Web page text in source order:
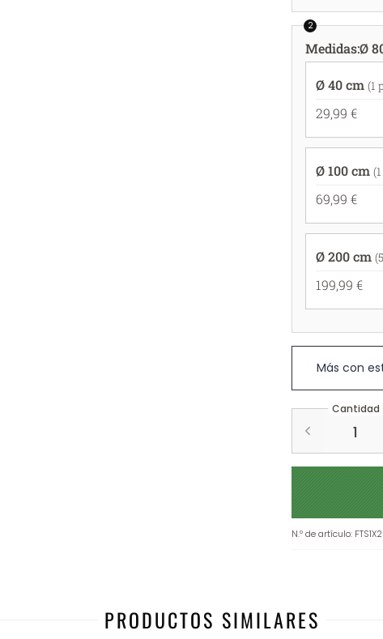
2
Medidas:Ø
Ø 40 cm (1
29,99 €
Ø 100 cm
69,99 €
Ø 200 cm
199,99 €
Más con
Cantidad
N.º de artículo:
PRODUCTOS SIMILARES